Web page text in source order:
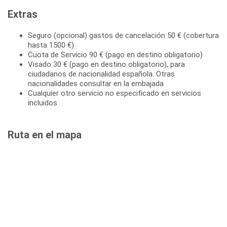
Extras
Seguro (opcional) gastos de cancelación 50 € (cobertura
hasta 1500 €)
Cuota de Servicio 90 € (pago en destino obligatorio)
Visado 30 € (pago en destino obligatorio), para
ciudadanos de nacionalidad española. Otras
nacionalidades consultar en la embajada
Cualquier otro servicio no especificado en servicios
incluidos
Ruta en el mapa